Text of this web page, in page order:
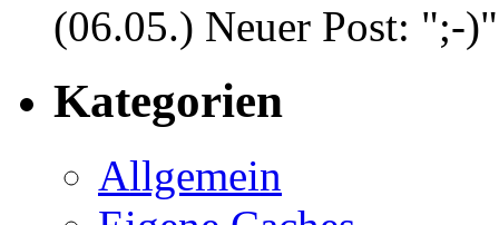
(06.05.) Neuer Post: ";-)"
Kategorien
Allgemein